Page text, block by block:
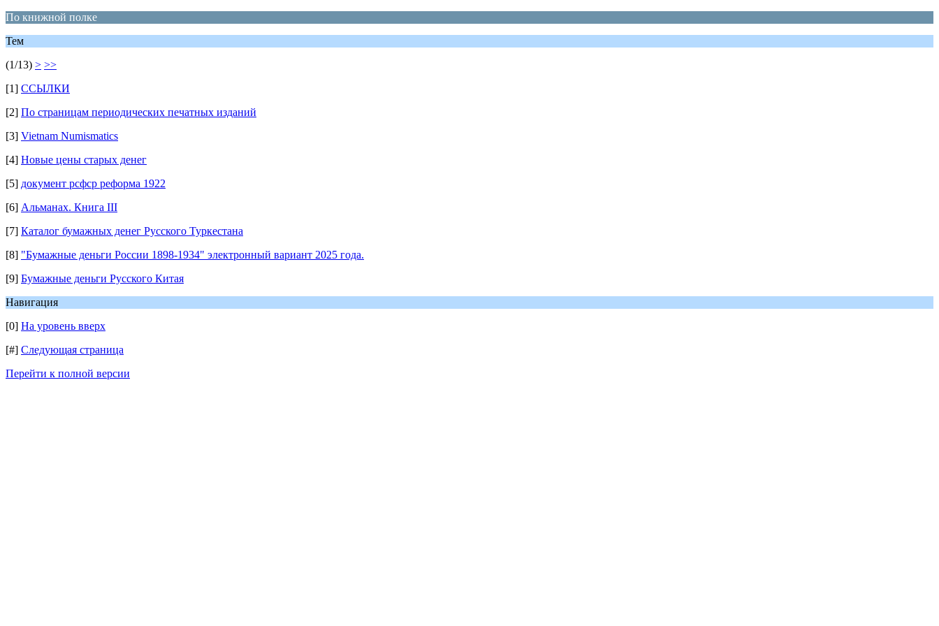
По книжной полке
Тем
(1/13) > >>
[1] ССЫЛКИ
[2] По страницам периодических печатных изданий
[3] Vietnam Numismatics
[4] Новые цены старых денег
[5] документ рсфср реформа 1922
[6] Альманах. Книга III
[7] Каталог бумажных денег Русского Туркестана
[8] "Бумажные деньги России 1898-1934" электронный вариант 2025 года.
[9] Бумажные деньги Русского Китая
Навигация
[0] На уровень вверх
[#] Следующая страница
Перейти к полной версии